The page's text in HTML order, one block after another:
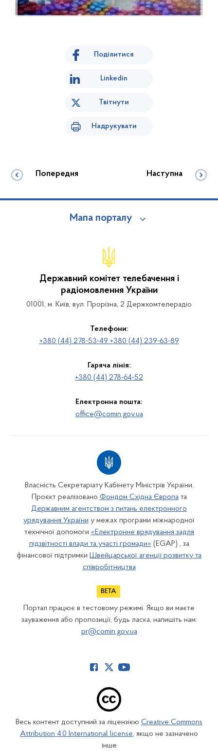
Поділитися
Linkedin
Твітнути
Надрукувати
Попередня Наступна
Мапа порталу
Державний комітет телебачення і
радіомовлення України
01001, м. Київ, вул. Прорізна, 2 Держкомтелерадіо
Телефони:
+380 (44) 278-53-49 +380 (44) 239-63-89
Гаряча лінія:
+380 (44) 278-64-52
Електронна пошта:
office@comin.gov.ua
Власність Секретаріату Кабінету Міністрів України.
Проєкт реалізовано Фондом Східна Європата
Державним агентством з питань електронного
урядування України у межах програми міжнародної
технічної допомоги «Електронне врядування задля
підзвітності влади та участі громади» (EGAP) , за
фінансової підтримки Швейцарської агенції розвитку та
співробітництва
Портал працює в тестовому режимі. Якщо ви маєте
зауваження або пропозиції, будь ласка, напишіть нам:
pr@comin.gov.ua
Весь контент доступний за ліцензією Creative Commons
Attribution 4.0 International license, якщо не зазначено
інше